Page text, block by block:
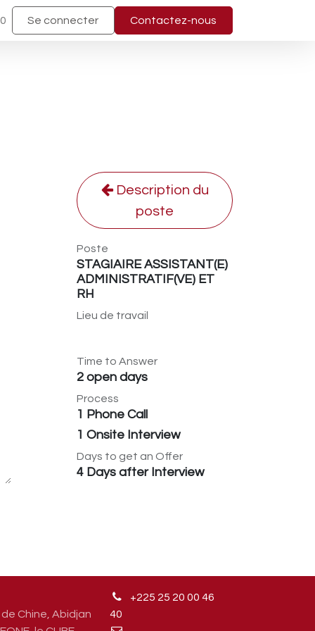
Se connecter Contactez-nous
Description du
poste
Poste
STAGIAIRE ASSISTANT(E)
ADMINISTRATIF(VE) ET
RH
Lieu de travail
Time to Answer
2 open days
Process
1 Phone Call
1 Onsite Interview
Days to get an Offer
4 Days after Interview
+225 25 20 00 46
40
Chine, Abidjan